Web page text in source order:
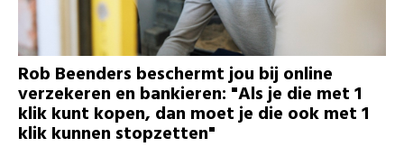
Rob Beenders beschermt jou bij online
verzekeren en bankieren: "Als je die met 1
klik kunt kopen, dan moet je die ook met 1
klik kunnen stopzetten"